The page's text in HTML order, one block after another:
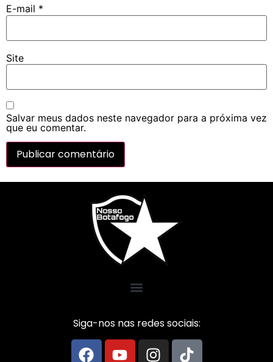
E-mail *
Site
Salvar meus dados neste navegador para a próxima vez
que eu comentar.
Siga-nos nas redes sociais: